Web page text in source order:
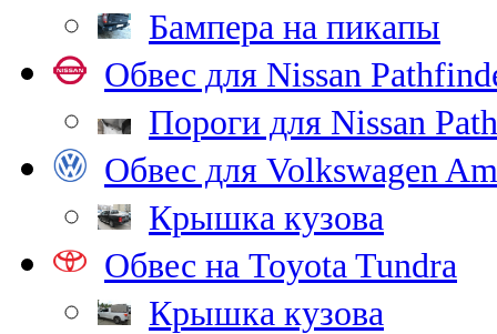
Бампера на пикапы
Обвес для Nissan
Пороги для Nissan
Обвес для Volkswagen
Крышка кузова
Обвес на Toyota Tundra
Крышка кузова